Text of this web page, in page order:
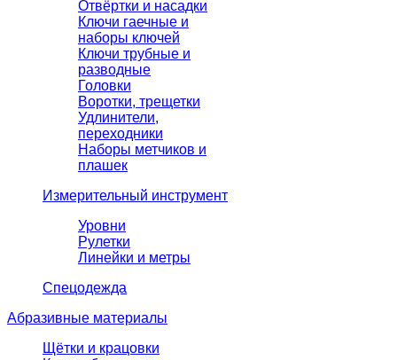
Отвёртки и насадки
Ключи гаечные и
наборы ключей
Ключи трубные и
разводные
Головки
Воротки, трещетки
Удлинители,
переходники
Наборы метчиков и
плашек
Измерительный инструмент
Уровни
Рулетки
Линейки и метры
Спецодежда
Абразивные материалы
Щётки и крацовки